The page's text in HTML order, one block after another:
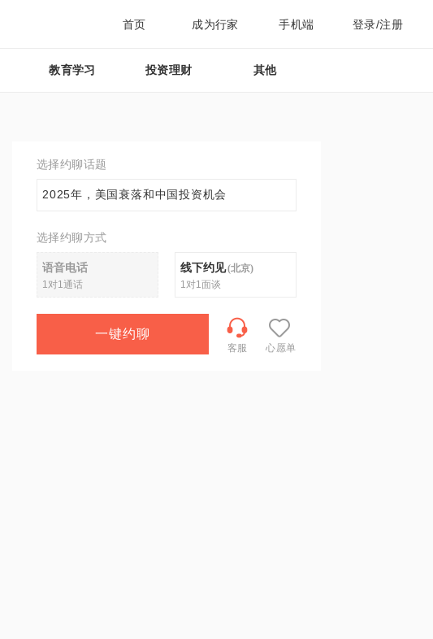
首页 成为行家 手机端 登录/注册
教育学习 投资理财 其他
选择约聊话题
2025年，美国衰落和中国投资机会
选择约聊方式
语音电话
1对1通话
线下约见(北京)
1对1面谈
一键约聊
客服 心愿单